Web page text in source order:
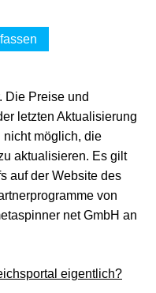
Die Preise und
letzten Aktualisierung
nicht möglich, die
aktualisieren. Es gilt
auf der Website des
von
net GmbH an
eigentlich?